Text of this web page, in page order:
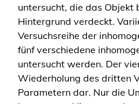
untersucht, die das Objekt
Hintergrund verdeckt.
Versuchsreihe der
fünf verschiedene
untersucht werden. Der
Wiederholung des dritten
Parametern dar. Nur die